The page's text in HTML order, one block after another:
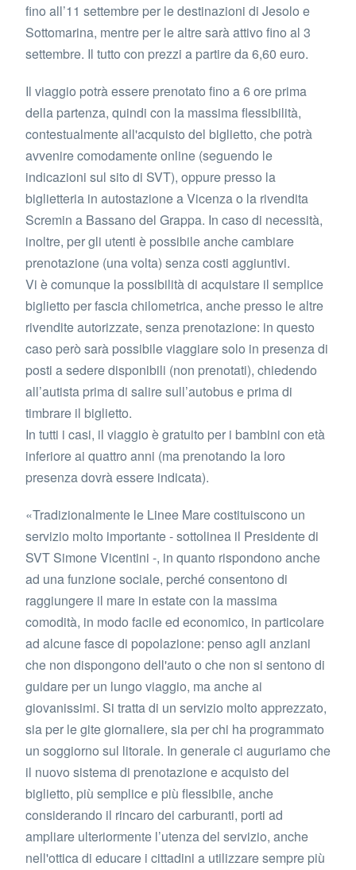
fino all’11 settembre per le destinazioni di Jesolo e
Sottomarina, mentre per le altre sarà attivo fino al 3
settembre. Il tutto con prezzi a partire da 6,60 euro.
Il viaggio potrà essere prenotato fino a 6 ore prima
della partenza, quindi con la massima flessibilità,
contestualmente all'acquisto del biglietto, che potrà
avvenire comodamente online (seguendo le
indicazioni sul sito di SVT), oppure presso la
biglietteria in autostazione a Vicenza o la rivendita
Scremin a Bassano del Grappa. In caso di necessità,
inoltre, per gli utenti è possibile anche cambiare
prenotazione (una volta) senza costi aggiuntivi.
Vi è comunque la possibilità di acquistare il semplice
biglietto per fascia chilometrica, anche presso le altre
rivendite autorizzate, senza prenotazione: in questo
caso però sarà possibile viaggiare solo in presenza di
posti a sedere disponibili (non prenotati), chiedendo
all’autista prima di salire sull’autobus e prima di
timbrare il biglietto.
In tutti i casi, il viaggio è gratuito per i bambini con età
inferiore ai quattro anni (ma prenotando la loro
presenza dovrà essere indicata).
«Tradizionalmente le Linee Mare costituiscono un
servizio molto importante - sottolinea il Presidente di
SVT Simone Vicentini -, in quanto rispondono anche
ad una funzione sociale, perché consentono di
raggiungere il mare in estate con la massima
comodità, in modo facile ed economico, in particolare
ad alcune fasce di popolazione: penso agli anziani
che non dispongono dell'auto o che non si sentono di
guidare per un lungo viaggio, ma anche ai
giovanissimi. Si tratta di un servizio molto apprezzato,
sia per le gite giornaliere, sia per chi ha programmato
un soggiorno sul litorale. In generale ci auguriamo che
il nuovo sistema di prenotazione e acquisto del
biglietto, più semplice e più flessibile, anche
considerando il rincaro dei carburanti, porti ad
ampliare ulteriormente l’utenza del servizio, anche
nell'ottica di educare i cittadini a utilizzare sempre più